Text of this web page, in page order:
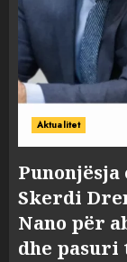
Aktualitet
Skerdi
Nano për
dhe